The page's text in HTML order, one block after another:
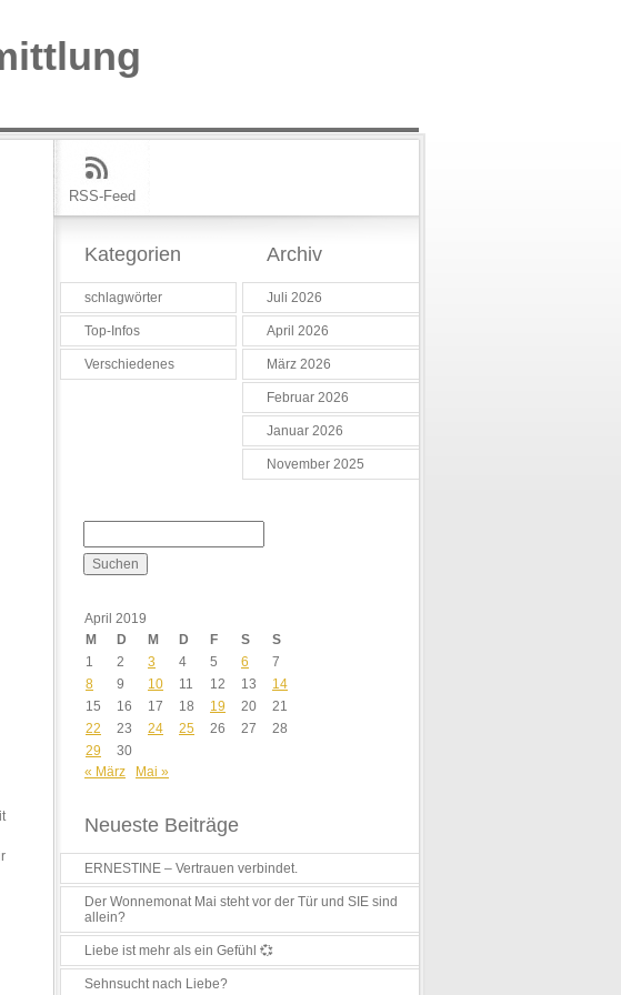
RSS-Feed
Kategorien
schlagwörter
Top-Infos
Verschiedenes
Archiv
Juli 2026
April 2026
März 2026
Februar 2026
Januar 2026
November 2025
April 2019
M
D M D F S
S
1
2 3 4 5 6
7
8
9 10 11 12 13
14
15
16 17 18 19 20
21
22
23 24 25 26 27
28
29
30
« März
Mai »
Neueste Beiträge
ERNESTINE – Vertrauen verbindet.
Der Wonnemonat Mai steht vor der Tür und SIE sind
allein?
Liebe ist mehr als ein Gefühl 💞
Sehnsucht nach Liebe?